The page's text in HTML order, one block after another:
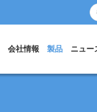
会社情報 製品 ニュー